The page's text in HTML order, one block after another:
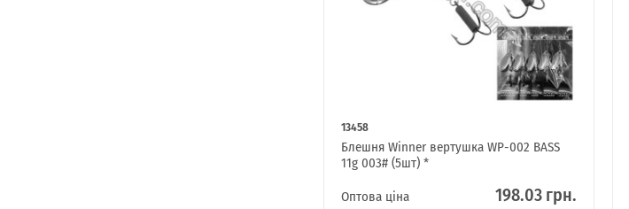
13458
Блешня Winner вертушка WP-002 BASS
11g 003# (5шт) *
Оптова ціна
198.03 грн.